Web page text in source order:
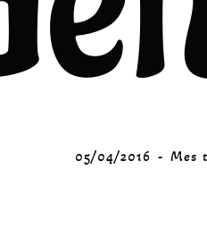
05/04/2016 Mes